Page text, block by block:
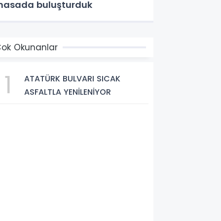
buluşturduk
Okunanlar
1
ATATÜRK BULVARI SICAK
ASFALTLA YENİLENİYOR